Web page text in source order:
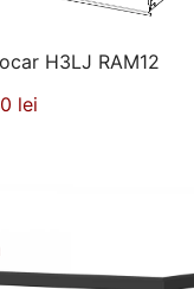
H3LJ RAM12
lei